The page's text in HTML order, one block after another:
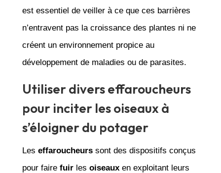
est essentiel de veiller à ce que ces barrières
n’entravent pas la croissance des plantes ni ne
créent un environnement propice au
développement de maladies ou de parasites.
Utiliser divers effaroucheurs
pour inciter les oiseaux à
s’éloigner du potager
Les effaroucheurssont des dispositifs conçus
pour faire fuirles oiseauxen exploitant leurs